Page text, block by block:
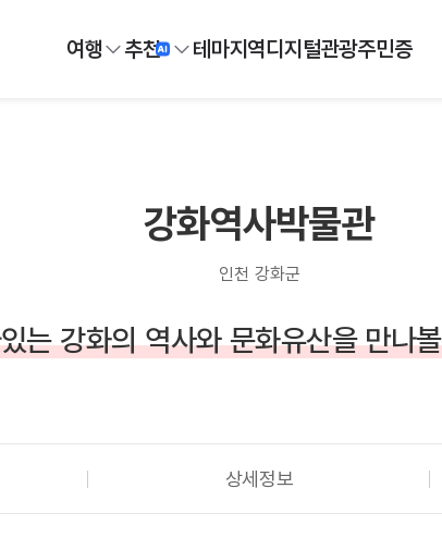
여행 추천 테마지역디지털관광주민증
강화역사박물관
인천 강화군
는 강화의 역사와 문화유산을 만나
상세정보